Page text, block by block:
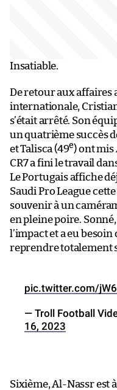
Insatiable.
De retour aux affaires
internationale,
s’était arrêté. Son
un quatrième succès
et Talisca (49e) ont mis
CR7 a fini le travail
Le Portugais affiche
Saudi Pro League
souvenir à un
en pleine poire.
l’impact et a eu
reprendre totalement
pic.twitter.com/
— Troll Football
16, 2023
Sixième, Al-Nassr est